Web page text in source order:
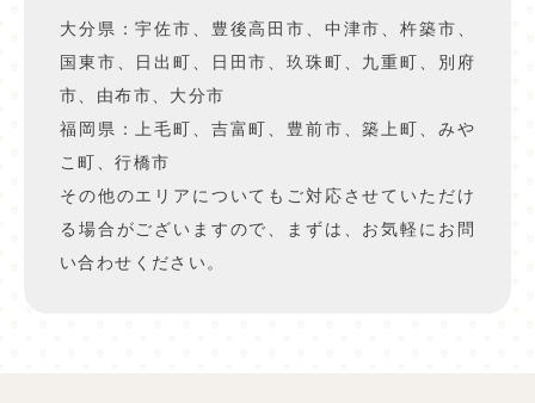
大分県：宇佐市、豊後高田市、中津市、杵築市、
国東市、日出町、日田市、玖珠町、九重町、別府
市、由布市、大分市
福岡県：上毛町、吉富町、豊前市、築上町、みや
こ町、行橋市
その他のエリアについてもご対応させていただけ
る場合がございますので、まずは、お気軽にお問
い合わせください。